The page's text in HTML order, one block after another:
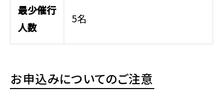
最少催行
人数
5名
お申込みについてのご注意